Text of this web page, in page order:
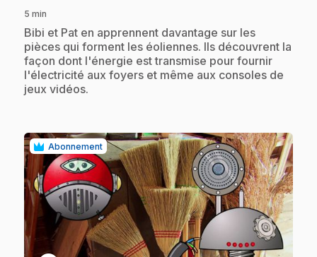
5 min
.Bibi et Pat en apprennent davantage sur les
pièces qui forment les éoliennes. Ils découvrent la
façon dont l'énergie est transmise pour fournir
l'électricité aux foyers et même aux consoles de
jeux vidéos.
Abonnement